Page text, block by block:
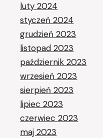
luty 2024
styczeń 2024
grudzień 2023
listopad 2023
październik 2023
wrzesień 2023
sierpień 2023
lipiec 2023
czerwiec 2023
maj 2023